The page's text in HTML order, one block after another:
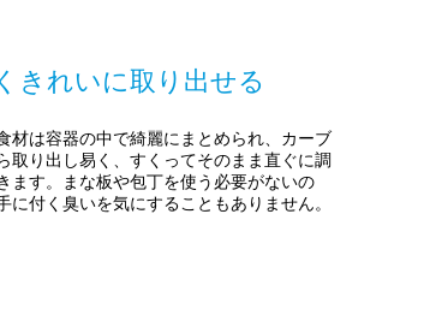
きれいに取り出せる
材は容器の中で綺麗にまとめられ、カーブ
取り出し易く、すくってそのまま直ぐに調
ます。まな板や包丁を使う必要がないの
に付く臭いを気にすることもありません。